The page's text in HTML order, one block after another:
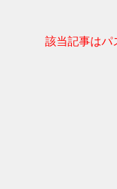
該当記事はパ